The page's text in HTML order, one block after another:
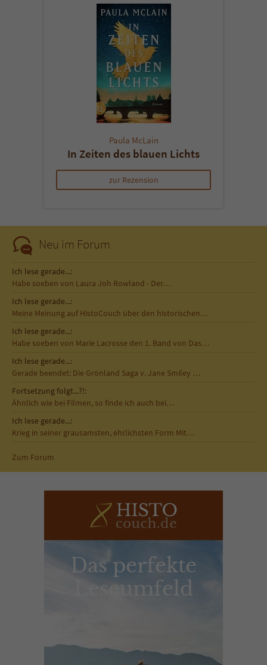
Paula McLain
In Zeiten des blauen Lichts
zur Rezension
Neu im Forum
Ich lese gerade...:
Habe soeben von Laura Joh Rowland - Der…
Ich lese gerade...:
Meine Meinung auf HistoCouch über den historischen…
Ich lese gerade...:
Habe soeben von Marie Lacrosse den 1. Band von Das…
Ich lese gerade...:
Gerade beendet: Die Grönland Saga v. Jane Smiley …
Fortsetzung folgt...?!:
Ähnlich wie bei Filmen, so finde ich auch bei…
Ich lese gerade...:
Krieg in seiner grausamsten, ehrlichsten Form Mit…
Zum Forum
Das perfekte
Leseumfeld